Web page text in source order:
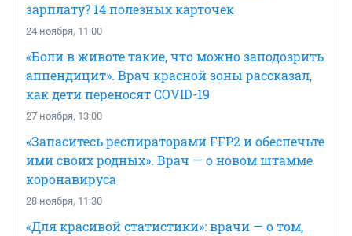
зарплату? 14 полезных карточек
24 ноября, 11:00
«Боли в животе такие, что можно заподозрить
аппендицит». Врач красной зоны рассказал,
как дети переносят COVID-19
27 ноября, 13:00
«Запаситесь респираторами FFP2 и обеспечьте
ими своих родных». Врач — о новом штамме
коронавируса
28 ноября, 11:30
«Для красивой статистики»: врачи — о том,